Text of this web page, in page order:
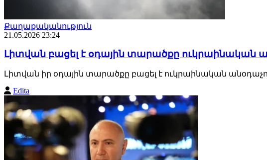
Քաղաքականություն
21.05.2026 23:24
Լիտվան բացել է օդային տարածքը ուկրաինական
Լիտվան իր օդային տարածքը բացել է ուկրաինական
Edita